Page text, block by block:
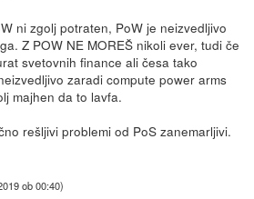
ni zgolj potraten, PoW je neizvedljivo
Z POW NE MOREŠ nikoli ever, tudi če
svetovnih finance ali česa tako
zaradi compute power arms
majhen da to lavfa.
rešljivi problemi od PoS zanemarljivi.
ob 00:40)